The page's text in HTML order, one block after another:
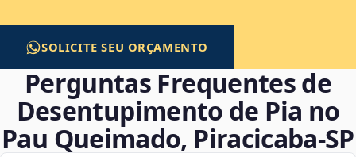
SOLICITE SEU ORÇAMENTO
Perguntas Frequentes de
Desentupimento de Pia no
Pau Queimado, Piracicaba‑SP